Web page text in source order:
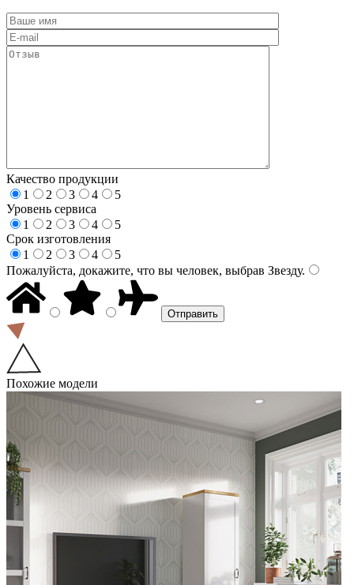
Качество продукции
1
2 3 4
5
Уровень сервиса
1
2 3 4
5
Срок изготовления
1
2 3 4
5
Пожалуйста, докажите, что вы человек, выбрав Звезду.
Похожие модели